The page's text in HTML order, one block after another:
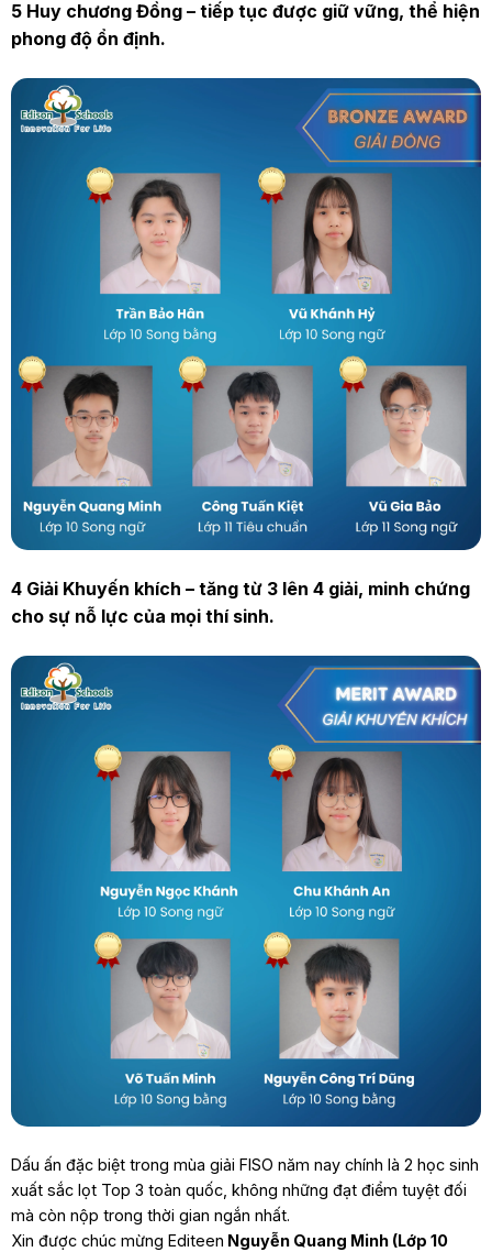
5 Huy chương Đồng – tiếp tục được giữ vững, thể hiện
phong độ ổn định.
4 Giải Khuyến khích – tăng từ 3 lên 4 giải, minh chứng
cho sự nỗ lực của mọi thí sinh.
Dấu ấn đặc biệt trong mùa giải FISO năm nay chính là 2 học sinh
xuất sắc lọt Top 3 toàn quốc, không những đạt điểm tuyệt đối
mà còn nộp trong thời gian ngắn nhất.
Xin được chúc mừng Editeen Nguyễn Quang Minh (Lớp 10